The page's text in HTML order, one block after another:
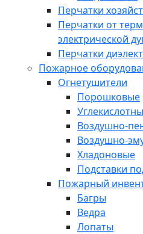
Перчатки
Перчатки от
электрической
Перчатки
Пожарное
Огнетушители
Порошковые
Воздушно-
Воздушно-
Хладоновые
Подставки
Пожарный
Багры
Ведра
Лопаты